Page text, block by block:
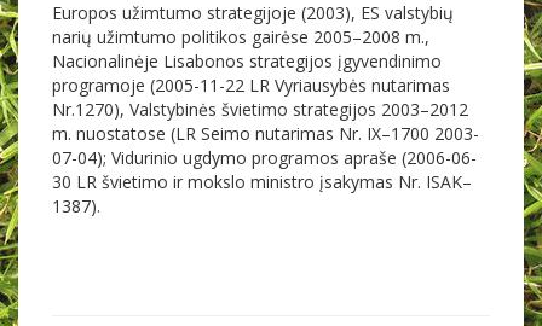
Europos užimtumo strategijoje (2003), ES valstybių
narių užimtumo politikos gairėse 2005–2008 m.,
Nacionalinėje Lisabonos strategijos įgyvendinimo
programoje (2005-11-22 LR Vyriausybės nutarimas
Nr.1270), Valstybinės švietimo strategijos 2003–2012
m. nuostatose (LR Seimo nutarimas Nr. IX–1700 2003-
07-04); Vidurinio ugdymo programos apraše (2006-06-
30 LR švietimo ir mokslo ministro įsakymas Nr. ISAK–
1387).